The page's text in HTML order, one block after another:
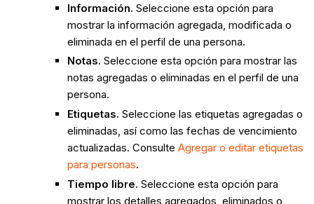
Información. Seleccione esta opción para
mostrar la información agregada, modificada o
eliminada en el perfil de una persona.
Notas. Seleccione esta opción para mostrar las
notas agregadas o eliminadas en el perfil de una
persona.
Etiquetas. Seleccione las etiquetas agregadas o
eliminadas, así como las fechas de vencimiento
actualizadas. Consulte Agregar o editar etiquetas
para personas.
Tiempo libre. Seleccione esta opción para
mostrar los detalles agregados, eliminados o